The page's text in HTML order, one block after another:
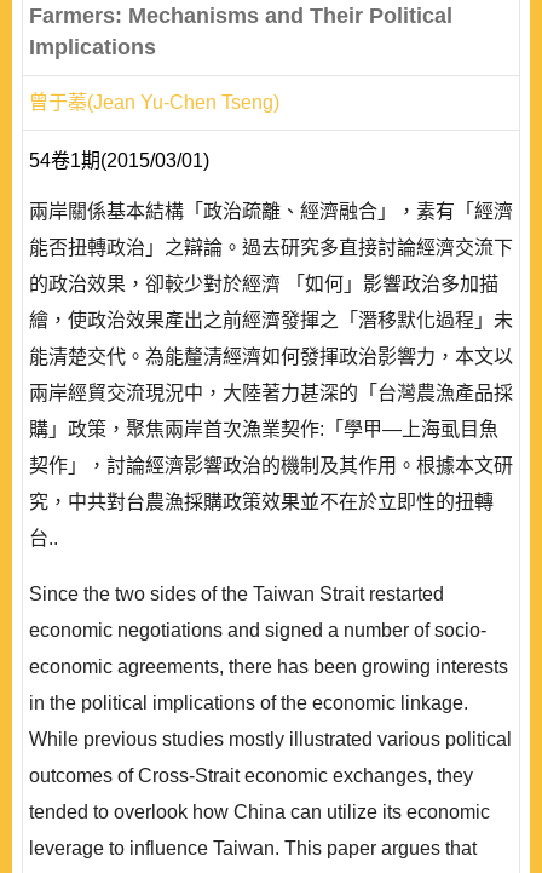
Farmers: Mechanisms and Their Political
Implications
曾于蓁(Jean Yu-Chen Tseng)
54卷1期(2015/03/01)
兩岸關係基本結構「政治疏離、經濟融合」，素有「經濟
能否扭轉政治」之辯論。過去研究多直接討論經濟交流下
的政治效果，卻較少對於經濟 「如何」影響政治多加描
繪，使政治效果產出之前經濟發揮之「潛移默化過程」未
能清楚交代。為能釐清經濟如何發揮政治影響力，本文以
兩岸經貿交流現況中，大陸著力甚深的「台灣農漁產品採
購」政策，聚焦兩岸首次漁業契作:「學甲—上海虱目魚
契作」，討論經濟影響政治的機制及其作用。根據本文研
究，中共對台農漁採購政策效果並不在於立即性的扭轉
台..
Since the two sides of the Taiwan Strait restarted
economic negotiations and signed a number of socio-
economic agreements, there has been growing interests
in the political implications of the economic linkage.
While previous studies mostly illustrated various political
outcomes of Cross-Strait economic exchanges, they
tended to overlook how China can utilize its economic
leverage to influence Taiwan. This paper argues that